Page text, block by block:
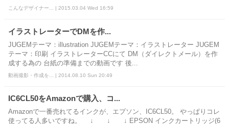
こんなデザイナー... | 2015.03.04 Wed 16:59
イラストレーターでDMを作...
JUGEMテーマ：illustration JUGEMテーマ：イラストレーター JUGEM
テーマ：印刷 イラストレーターCCにて DM（ダイレクトメール）を作
成する為の 台紙の準備までの動画です 後...
動画撮影・作成を... | 2014.08.10 Sun 20:49
IC6CL50をAmazonで購入、コ...
Amazonで一番売れてるインクが、エプソン、IC6CL50。 やっぱりコレ
使ってる人多いですね。 ↓ ↓ ↓ EPSON インクカートリッジ(6